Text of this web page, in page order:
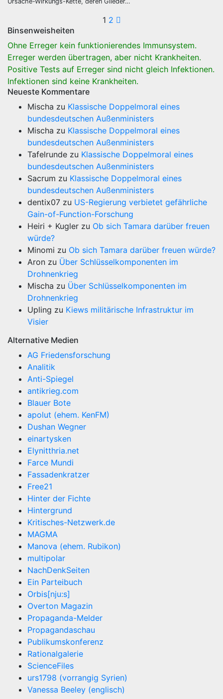
der
Beiträge
1 2
Binsenweisheiten
Ohne Erreger kein funktionierendes Immunsystem.
Erreger werden übertragen, aber nicht Krankheiten.
Positive Tests auf Erreger sind nicht gleich Infektionen.
Infektionen sind keine Krankheiten.
Neueste Kommentare
Mischa zu Klassische Doppelmoral eines
bundesdeutschen Außenministers
Mischa zu Klassische Doppelmoral eines
bundesdeutschen Außenministers
Tafelrunde zu Klassische Doppelmoral eines
bundesdeutschen Außenministers
Sacrum zu Klassische Doppelmoral eines
bundesdeutschen Außenministers
dentix07 zu US-Regierung verbietet gefährliche
Gain-of-Function-Forschung
Heiri + Kugler zu Ob sich Tamara darüber freuen
würde?
Minomi zu Ob sich Tamara darüber freuen würde?
Aron zu Über Schlüsselkomponenten im
Drohnenkrieg
Mischa zu Über Schlüsselkomponenten im
Drohnenkrieg
Upling zu Kiews militärische Infrastruktur im
Visier
Alternative Medien
AG Friedensforschung
Analitik
Anti-Spiegel
antikrieg.com
Blauer Bote
apolut (ehem. KenFM)
Dushan Wegner
einartysken
Elynitthria.net
Farce Mundi
Fassadenkratzer
Free21
Hinter der Fichte
Hintergrund
Kritisches-Netzwerk.de
MAGMA
Manova (ehem. Rubikon)
multipolar
NachDenkSeiten
Ein Parteibuch
Orbis[nju:s]
Overton Magazin
Propaganda-Melder
Propagandaschau
Publikumskonferenz
Rationalgalerie
ScienceFiles
urs1798 (vorrangig Syrien)
Vanessa Beeley (englisch)